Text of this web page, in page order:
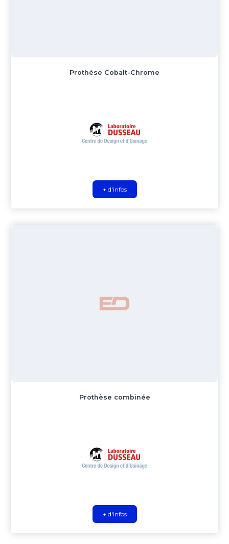
Prothèse Cobalt-Chrome
+ d'infos
Prothèse combinée
+ d'infos